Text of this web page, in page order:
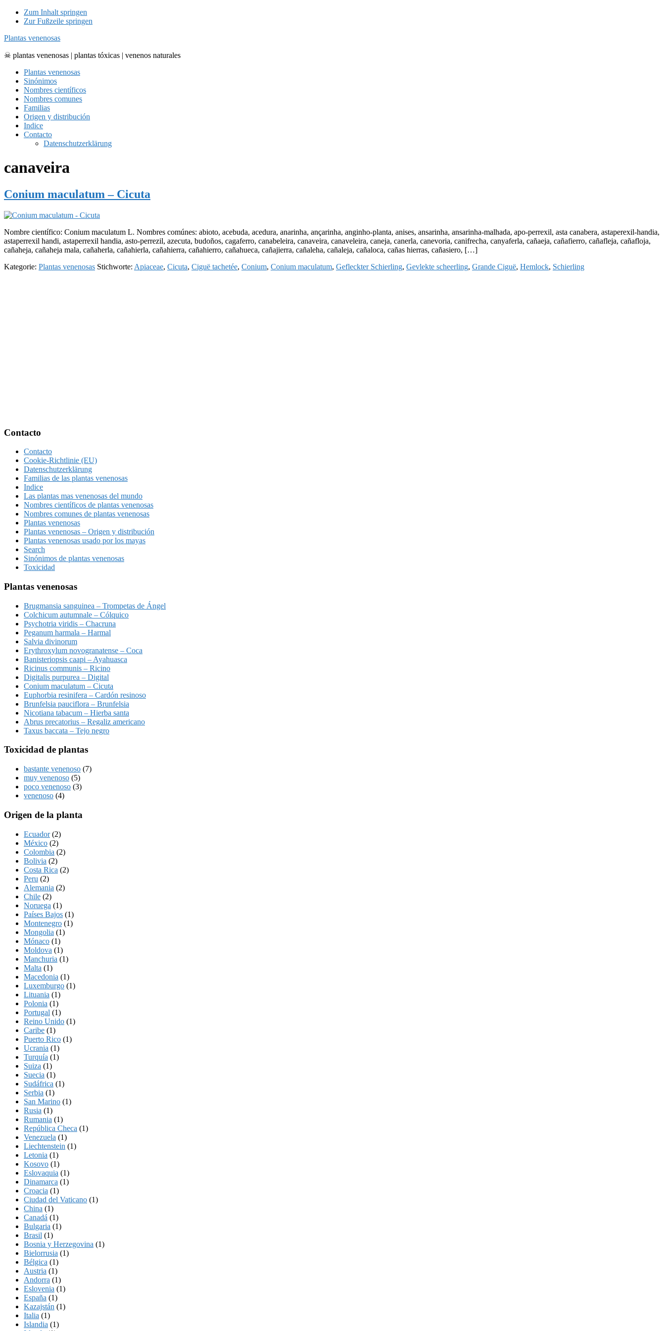
Zum Inhalt springen
Zur Fußzeile springen
Plantas venenosas
☠ plantas venenosas | plantas tóxicas | venenos naturales
Plantas venenosas
Sinónimos
Nombres científicos
Nombres comunes
Familias
Origen y distribución
Indice
Contacto
Datenschutzerklärung
canaveira
Conium maculatum – Cicuta
Nombre científico: Conium maculatum L. Nombres comúnes: abioto, acebuda, acedura, anarinha, ançarinha, anginho-planta, anises, ansarinha, ansarinha-malhada, apo-perrexil, asta canabera, astaperexil-handia,
astaperrexil handi, astaperrexil handia, asto-perrezil, azecuta, budoños, cagaferro, canabeleira, canaveira, canaveleira, caneja, canerla, canevoria, canifrecha, canyaferla, cañaeja, cañafierro, cañafleja, cañafloja,
cañaheja, cañaheja mala, cañaherla, cañahierla, cañahierra, cañahierro, cañahueca, cañajierra, cañaleha, cañaleja, cañaloca, cañas hierras, cañasiero, […]
Kategorie: Plantas venenosas Stichworte: Apiaceae, Cicuta, Ciguë tachetée, Conium, Conium maculatum, Gefleckter Schierling, Gevlekte scheerling, Grande Ciguë, Hemlock, Schierling
Footer
Contacto
Contacto
Cookie-Richtlinie (EU)
Datenschutzerklärung
Familias de las plantas venenosas
Indice
Las plantas mas venenosas del mundo
Nombres científicos de plantas venenosas
Nombres comunes de plantas venenosas
Plantas venenosas
Plantas venenosas – Origen y distribución
Plantas venenosas usado por los mayas
Search
Sinónimos de plantas venenosas
Toxicidad
Plantas venenosas
Brugmansia sanguinea – Trompetas de Ángel
Colchicum autumnale – Cólquico
Psychotria viridis – Chacruna
Peganum harmala – Harmal
Salvia divinorum
Erythroxylum novogranatense – Coca
Banisteriopsis caapi – Ayahuasca
Ricinus communis – Ricino
Digitalis purpurea – Digital
Conium maculatum – Cicuta
Euphorbia resinifera – Cardón resinoso
Brunfelsia pauciflora – Brunfelsia
Nicotiana tabacum – Hierba santa
Abrus precatorius – Regaliz americano
Taxus baccata – Tejo negro
Toxicidad de plantas
bastante venenoso (7)
muy venenoso (5)
poco venenoso (3)
venenoso (4)
Origen de la planta
Ecuador(2)
México (2)
Colombia (2)
Bolivia (2)
Costa Rica (2)
Peru (2)
Alemania (2)
Chile (2)
Noruega (1)
Países Bajos (1)
Montenegro (1)
Mongolia (1)
Mónaco (1)
Moldova (1)
Manchuria (1)
Malta (1)
Macedonia (1)
Luxemburgo (1)
Lituania (1)
Polonia (1)
Portugal (1)
Reino Unido (1)
Caribe (1)
Puerto Rico (1)
Ucrania (1)
Turquía (1)
Suiza (1)
Suecia (1)
Sudáfrica (1)
Serbia (1)
San Marino (1)
Rusia (1)
Rumania (1)
República Checa (1)
Venezuela (1)
Liechtenstein (1)
Letonia (1)
Kosovo (1)
Eslovaquia (1)
Dinamarca (1)
Croacia (1)
Ciudad del Vaticano (1)
China (1)
Canadá (1)
Bulgaria (1)
Brasil (1)
Bosnia y Herzegovina (1)
Bielorrusia (1)
Bélgica (1)
Austria (1)
Andorra (1)
Eslovenia (1)
España (1)
Kazajstán (1)
Italia (1)
Islandia (1)